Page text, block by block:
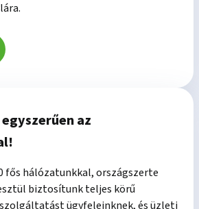
az
fős hálózatunkkal, országszerte
biztosítunk teljes körű
ügyfeleinknek, és üzleti